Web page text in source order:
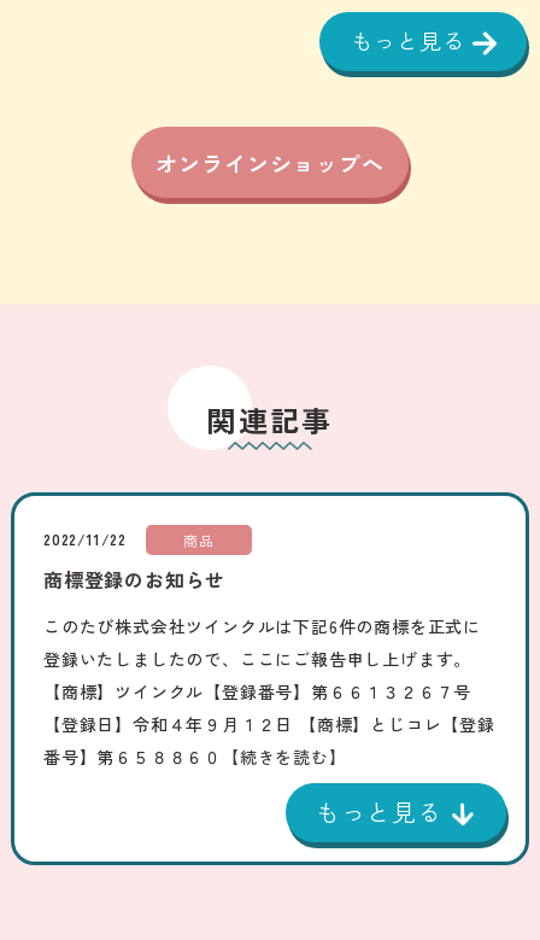
もっと見る
オンラインショップへ
関連記事
2022/11/22 商品
商標登録のお知らせ
このたび株式会社ツインクルは下記6件の商標を正式に
登録いたしましたので、ここにご報告申し上げます。
【商標】ツインクル【登録番号】第６６１３２６７号
【登録日】令和４年９月１２日 【商標】とじコレ【登録
番号】第６５８８６０
【続きを読む】